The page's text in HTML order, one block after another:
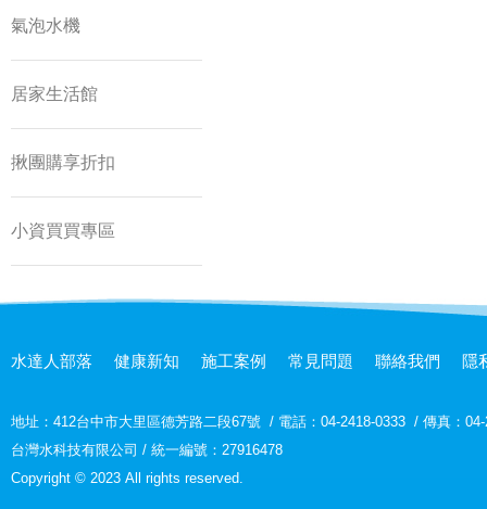
氣泡水機
居家生活館
揪團購享折扣
小資買買專區
水達人部落 健康新知 施工案例 常見問題 聯絡我們 隱
地址： 412台中市大里區德芳路二段67號 / 電話：04-2418-0333 / 傳真：
台灣水科技有限公司 / 統一編號：27916478
Copyright © 2023 All rights reserved.